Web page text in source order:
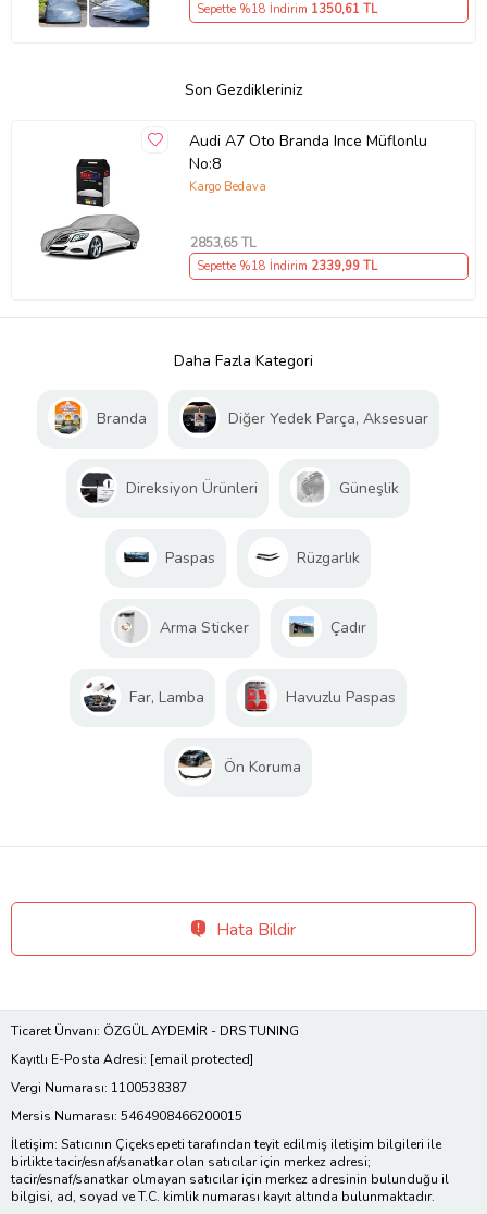
Sepette %18 İndirim 1350,61 TL
Son Gezdikleriniz
Audi A7 Oto Branda Ince Müflonlu
No:8
Kargo Bedava
2853,65 TL
Sepette %18 İndirim 2339,99 TL
Daha Fazla Kategori
Branda Diğer Yedek Parça, Aksesuar
Direksiyon Ürünleri Güneşlik
Paspas Rüzgarlık
Arma Sticker Çadır
Far, Lamba Havuzlu Paspas
Ön Koruma
Hata Bildir
Ticaret Ünvanı: ÖZGÜL AYDEMİR - DRS TUNING
Kayıtlı E-Posta Adresi: [email protected]
Vergi Numarası: 1100538387
Mersis Numarası: 5464908466200015
İletişim: Satıcının Çiçeksepeti tarafından teyit edilmiş iletişim bilgileri ile
birlikte tacir/esnaf/sanatkar olan satıcılar için merkez adresi;
tacir/esnaf/sanatkar olmayan satıcılar için merkez adresinin bulunduğu il
bilgisi, ad, soyad ve T.C. kimlik numarası kayıt altında bulunmaktadır.